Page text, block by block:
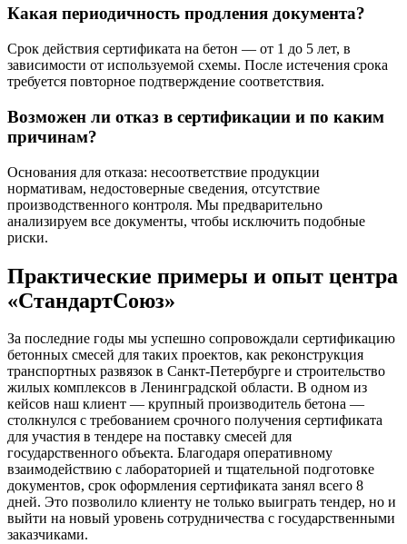
Какая периодичность продления документа?
Срок действия сертификата на бетон — от 1 до 5 лет, в
зависимости от используемой схемы. После истечения срока
требуется повторное подтверждение соответствия.
Возможен ли отказ в сертификации и по каким
причинам?
Основания для отказа: несоответствие продукции
нормативам, недостоверные сведения, отсутствие
производственного контроля. Мы предварительно
анализируем все документы, чтобы исключить подобные
риски.
Практические примеры и опыт центра
«СтандартСоюз»
За последние годы мы успешно сопровождали сертификацию
бетонных смесей для таких проектов, как реконструкция
транспортных развязок в Санкт-Петербурге и строительство
жилых комплексов в Ленинградской области. В одном из
кейсов наш клиент — крупный производитель бетона —
столкнулся с требованием срочного получения сертификата
для участия в тендере на поставку смесей для
государственного объекта. Благодаря оперативному
взаимодействию с лабораторией и тщательной подготовке
документов, срок оформления сертификата занял всего 8
дней. Это позволило клиенту не только выиграть тендер, но и
выйти на новый уровень сотрудничества с государственными
заказчиками.